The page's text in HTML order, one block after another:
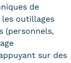
de
outillages
(personnels,
sur des